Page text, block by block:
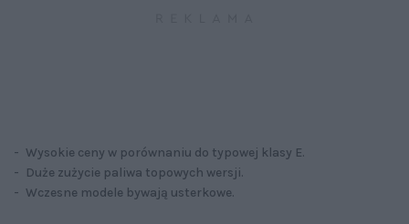
- Wysokie ceny w porównaniu do typowej klasy E.
- Duże zużycie paliwa topowych wersji.
- Wczesne modele bywają usterkowe.